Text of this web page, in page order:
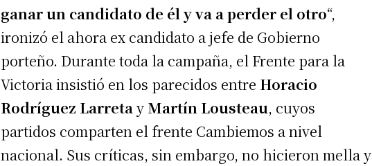
ganar un candidato de él y va a perder el otro“,
ironizó el ahora ex candidato a jefe de Gobierno
porteño. Durante toda la campaña, el Frente para la
Victoria insistió en los parecidos entre Horacio
Rodríguez Larretay Martín Lousteau, cuyos
partidos comparten el frente Cambiemos a nivel
nacional. Sus críticas, sin embargo, no hicieron mella y